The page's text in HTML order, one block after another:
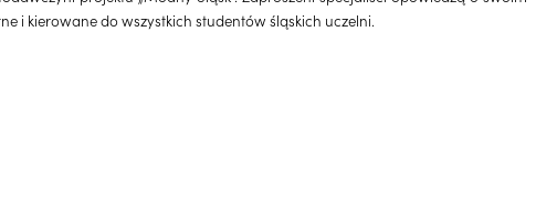
i kierowane do wszystkich studentów śląskich uczelni.